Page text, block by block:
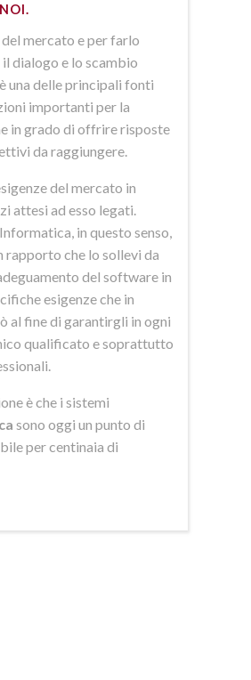
mercato e per farlo
dialogo e lo scambio
una delle principali fonti
importanti per la
in grado di offrire risposte
da raggiungere.
del mercato in
attesi ad esso legati.
in questo senso,
rapporto che lo sollevi da
del software in
esigenze che in
al fine di garantirgli in ogni
qualificato e soprattutto
è che i sistemi
sono oggi un punto di
per centinaia di